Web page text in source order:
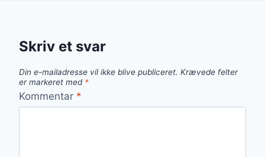
Skriv et svar
Din e-mailadresse vil ikke blive publiceret. Krævede felter
er markeret med *
Kommentar *